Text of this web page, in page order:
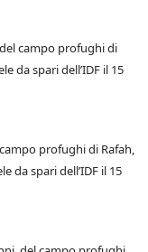
campo profughi di
da spari dell’IDF il 15
profughi di Rafah,
da spari dell’IDF il 15